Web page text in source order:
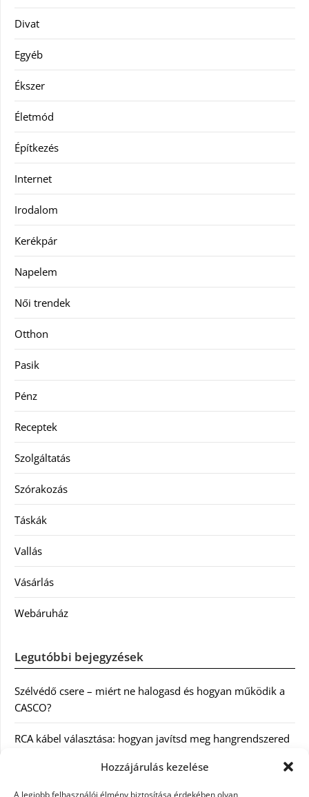
Hozzájárulás kezelése
A legjobb felhasználói élmény biztosítása érdekében olyan
Divat
Egyéb
Ékszer
Életmód
Építkezés
Internet
Irodalom
Kerékpár
Napelem
Női trendek
Otthon
Pasik
Pénz
Receptek
Szolgáltatás
Szórakozás
Táskák
Vallás
Vásárlás
Webáruház
Legutóbbi bejegyzések
Szélvédő csere – miért ne halogasd és hogyan működik a
CASCO?
RCA kábel választása: hogyan javítsd meg hangrendszered